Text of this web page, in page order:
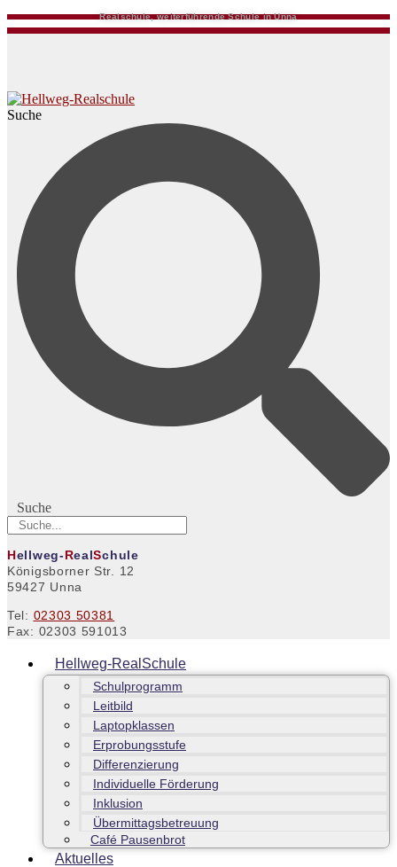
Realschule, weiterführende Schule in Unna
Suche
Suche
Hellweg-RealSchule
Königsborner Str. 12
59427 Unna
Tel: 02303 50381
Fax: 02303 591013
Hellweg-RealSchule
Schulprogramm
Leitbild
Laptopklassen
Erprobungsstufe
Differenzierung
Individuelle Förderung
Inklusion
Übermittagsbetreuung
Café Pausenbrot
Aktuelles